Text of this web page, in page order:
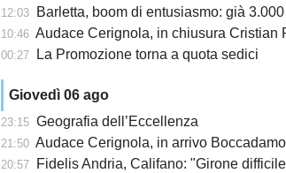
12:03 Barletta, boom di entusiasmo: già 3.000
10:46 Audace Cerignola, in chiusura Cristian Padula:
00:27 La Promozione torna a quota sedici
Giovedì 06 ago
23:15 Geografia dell’Eccellenza
21:50 Audace Cerignola, in arrivo Boccadamo: il difensore della
20:57 Fidelis Andria, Califano: "Girone